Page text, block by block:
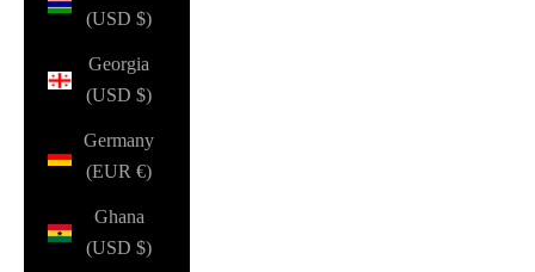
(USD $)
Georgia
(USD $)
Germany
(EUR €)
Ghana
(USD $)